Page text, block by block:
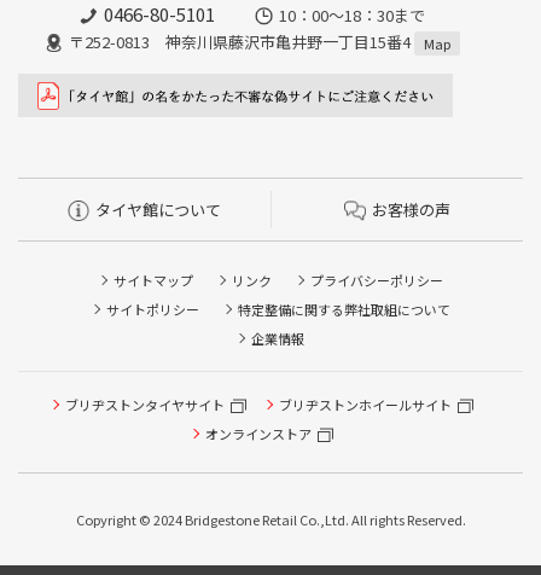
0466-80-5101
10：00～18：30まで
〒252-0813 神奈川県藤沢市亀井野一丁目15番4
Map
タイヤ館について お客様の声
サイトマップ リンク
プライバシーポリシー
サイトポリシー
特定整備に関する弊社取組について
企業情報
ブリヂストンタイヤサイト
ブリヂストンホイールサイト
オンラインストア
Copyright © 2024 Bridgestone Retail Co.,Ltd. All rights Reserved.
タイヤ点検・安全点検/タイヤ履き替え/オイル交換/その他
ピット作業の予約
本日のタイヤ履き替え順番待ち予約 ※クローク契約会員の